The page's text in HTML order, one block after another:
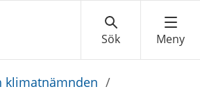
klimatnämnden /